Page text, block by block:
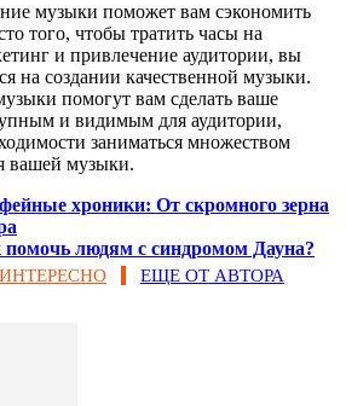
музыки поможет вам сэкономить
того, чтобы тратить часы на
и привлечение аудитории, вы
на создании качественной музыки.
помогут вам сделать ваше
и видимым для аудитории,
заниматься множеством
вашей музыки.
хроники: От скромного зерна
людям с синдромом Дауна?
ЕЩЕ ОТ АВТОРА